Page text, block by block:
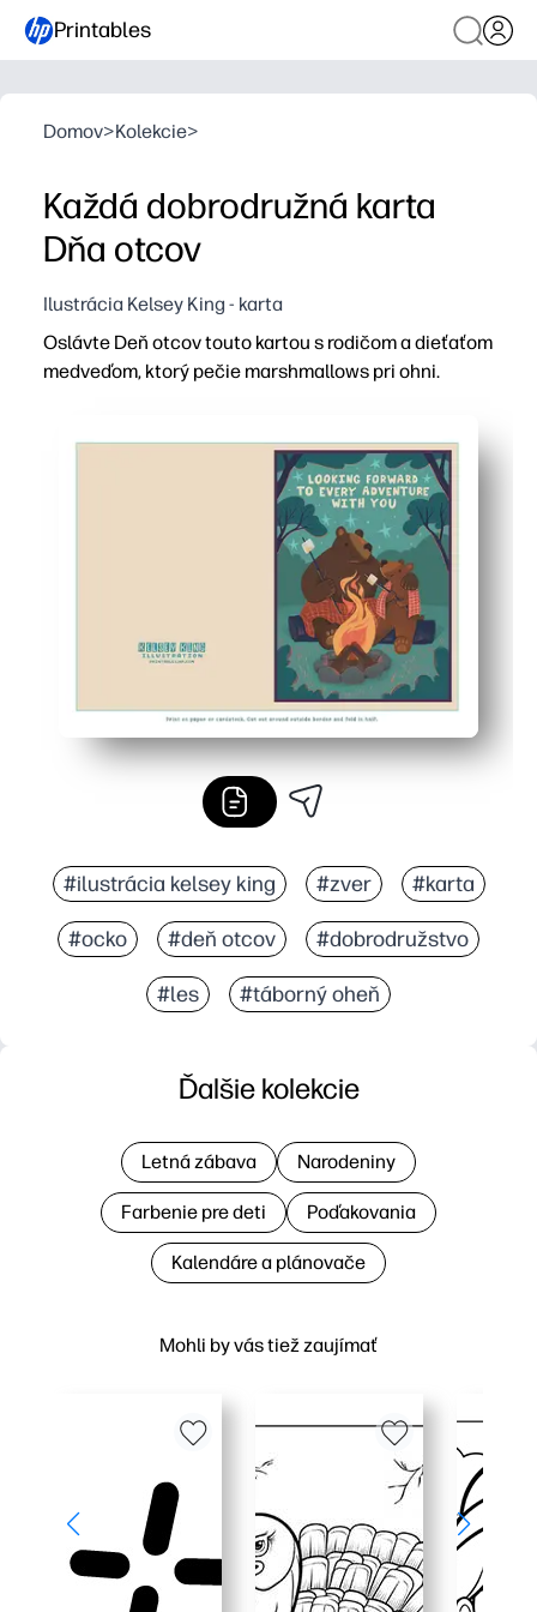
Printables
Domov>Kolekcie>
Každá dobrodružná karta
Dňa otcov
Ilustrácia Kelsey King - karta
Oslávte Deň otcov touto kartou s rodičom a dieťaťom
medveďom, ktorý pečie marshmallows pri ohni.
#ilustrácia kelsey king #zver #karta
#ocko #deň otcov #dobrodružstvo
#les #táborný oheň
Mohli by vás tiež zaujímať
Ďalšie kolekcie
Letná zábava Narodeniny
Farbenie pre deti Poďakovania
Kalendáre a plánovače